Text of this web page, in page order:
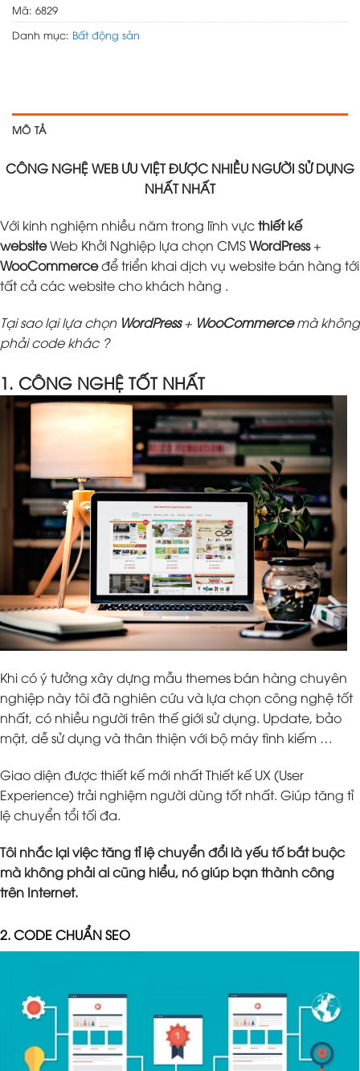
Mã: 6829
Danh mục: Bất động sản
MÔ TẢ
CÔNG NGHỆ WEB ƯU VIỆT ĐƯỢC NHIỀU NGƯỜI SỬ DỤNG
NHẤT NHẤT
Với kinh nghiệm nhiều năm trong lĩnh vựcthiết kế
websiteWeb Khởi Nghiệp lựa chọn CMSWordPress+
WooCommerceđể triển khai dịch vụ website bán hàng tới
tất cả các website cho khách hàng .
Tại sao lại lựa chọn WordPress+ WooCommercemà không
phải code khác ?
1. CÔNG NGHỆ TỐT NHẤT
Khi có ý tưởng xây dựng mẫu themes bán hàng chuyên
nghiệp này tôi đã nghiên cứu và lựa chọn công nghệ tốt
nhất, có nhiều người trên thế giới sử dụng. Update, bảo
mật, dễ sử dụng và thân thiện với bộ máy tình kiếm …
Giao diện được thiết kế mới nhất Thiết kế UX (User
Experience) trải nghiệm người dùng tốt nhất. Giúp tăng tỉ
lệ chuyển tổi tối đa.
Tôi nhắc lại việc tăng tỉ lệ chuyển đổi là yếu tố bắt buộc
mà không phải ai cũng hiểu, nó giúp bạn thành công
trên Internet.
2. CODE CHUẨN SEO